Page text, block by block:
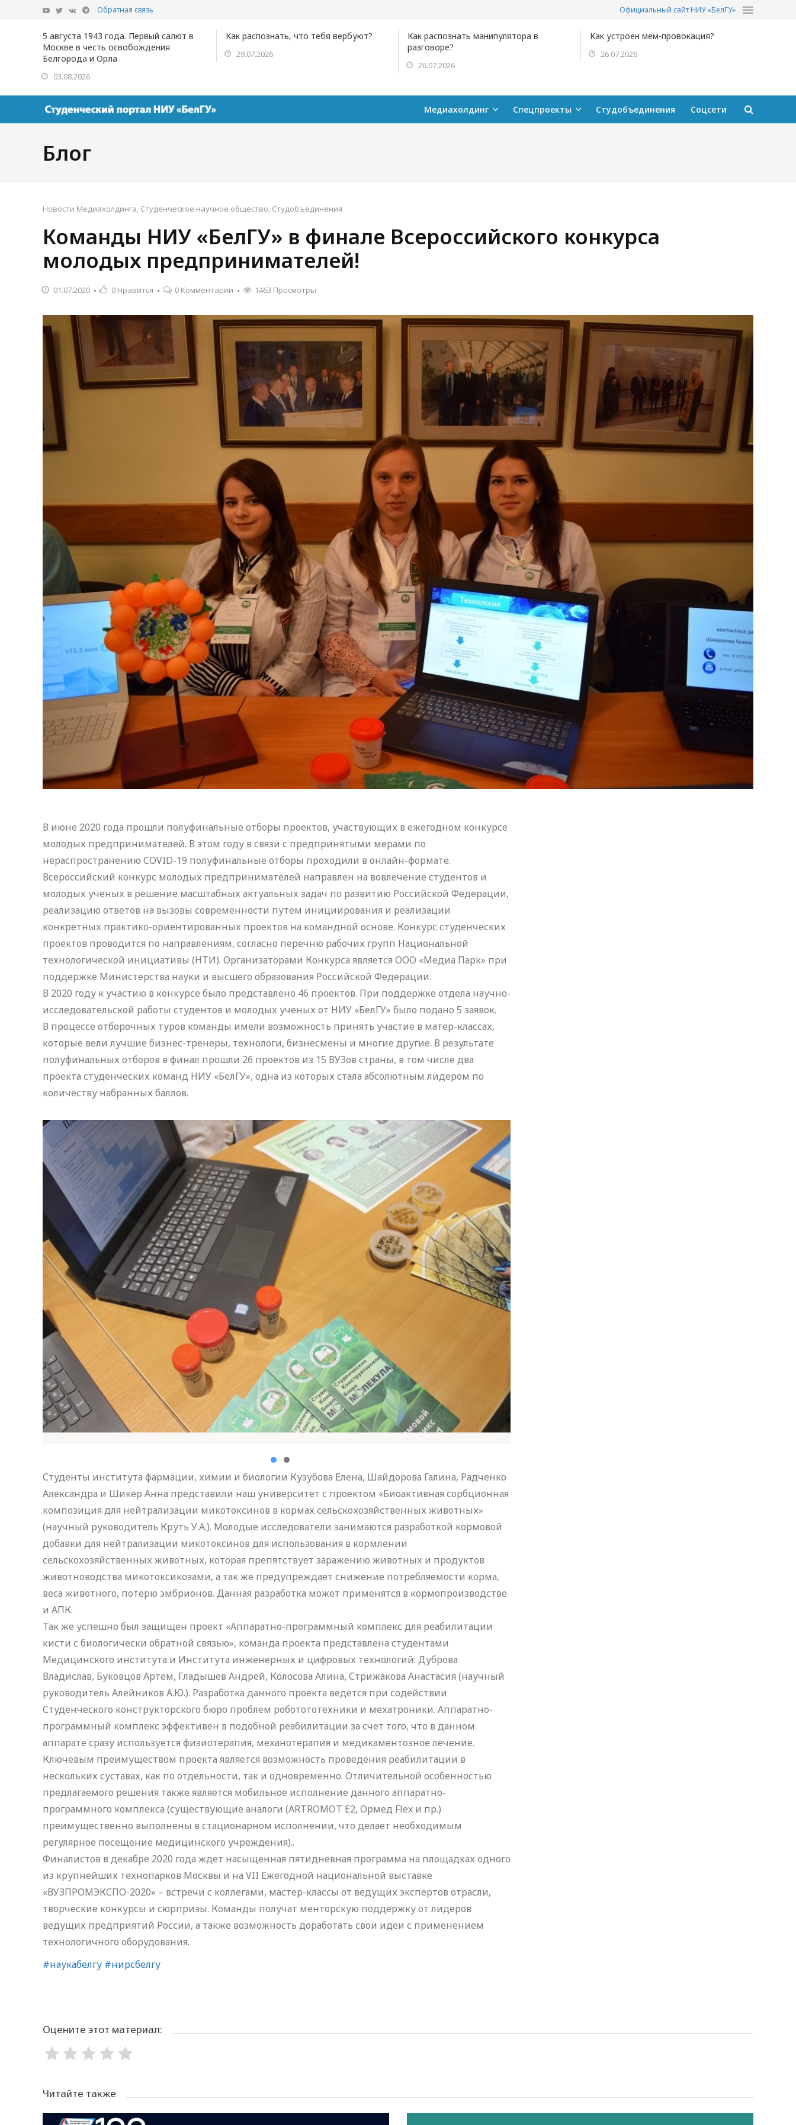
Обратная связь Официальный сайт НИУ «БелГУ»
5 августа 1943 года. Первый салют в
Москве в честь освобождения
Белгорода и Орла
03.08.2026
Как распознать, что тебя вербуют?
29.07.2026
Как распознать манипулятора в
разговоре?
26.07.2026
Как устроен мем-провокация?
26.07.2026
Медиахолдинг Спецпроекты Студобъединения Соцсети
Блог
Новости Медиахолдинга, Студенческое научное общество, Студобъединения
Команды НИУ «БелГУ» в финале Всероссийского конкурса
молодых предпринимателей!
01.07.2020 0 Нравится 0 Комментарии 1463 Просмотры
В июне 2020 года прошли полуфинальные отборы проектов, участвующих в ежегодном конкурсе
молодых предпринимателей. В этом году в связи с предпринятыми мерами по
нераспространению COVID-19 полуфинальные отборы проходили в онлайн-формате.
Всероссийский конкурс молодых предпринимателей направлен на вовлечение студентов и
молодых ученых в решение масштабных актуальных задач по развитию Российской Федерации,
реализацию ответов на вызовы современности путем инициирования и реализации
конкретных практико-ориентированных проектов на командной основе. Конкурс студенческих
проектов проводится по направлениям, согласно перечню рабочих групп Национальной
технологической инициативы (НТИ). Организаторами Конкурса является ООО «Медиа Парк» при
поддержке Министерства науки и высшего образования Российской Федерации.
В 2020 году к участию в конкурсе было представлено 46 проектов. При поддержке отдела научно-
исследовательской работы студентов и молодых ученых от НИУ «БелГУ» было подано 5 заявок.
В процессе отборочных туров команды имели возможность принять участие в матер-классах,
которые вели лучшие бизнес-тренеры, технологи, бизнесмены и многие другие. В результате
полуфинальных отборов в финал прошли 26 проектов из 15 ВУЗов страны, в том числе два
проекта студенческих команд НИУ «БелГУ», одна из которых стала абсолютным лидером по
количеству набранных баллов.
Студенты института фармации, химии и биологии Кузубова Елена, Шайдорова Галина, Радченко
Александра и Шикер Анна представили наш университет с проектом «Биоактивная сорбционная
композиция для нейтрализации микотоксинов в кормах сельскохозяйственных животных»
(научный руководитель Круть У.А.). Молодые исследователи занимаются разработкой кормовой
добавки для нейтрализации микотоксинов для использования в кормлении
сельскохозяйственных животных, которая препятствует заражению животных и продуктов
животноводства микотоксикозами, а так же предупреждает снижение потребляемости корма,
веса животного, потерю эмбрионов. Данная разработка может применятся в кормопроизводстве
и АПК.
Так же успешно был защищен проект «Аппаратно-программный комплекс для реабилитации
кисти с биологически обратной связью», команда проекта представлена студентами
Медицинского института и Института инженерных и цифровых технологий: Дуброва
Владислав, Буковцов Артем, Гладышев Андрей, Колосова Алина, Стрижакова Анастасия (научный
руководитель Алейников А.Ю.). Разработка данного проекта ведется при содействии
Студенческого конструкторского бюро проблем роботототехники и мехатроники. Аппаратно-
программный комплекс эффективен в подобной реабилитации за счет того, что в данном
аппарате сразу используется физиотерапия, механотерапия и медикаментозное лечение.
Ключевым преимуществом проекта является возможность проведения реабилитации в
нескольких суставах, как по отдельности, так и одновременно. Отличительной особенностью
предлагаемого решения также является мобильное исполнение данного аппаратно-
программного комплекса (существующие аналоги (ARTROMOT Е2, Ормед Flex и пр.)
преимущественно выполнены в стационарном исполнении, что делает необходимым
регулярное посещение медицинского учреждения)..
Финалистов в декабре 2020 года ждет насыщенная пятидневная программа на площадках одного
из крупнейших технопарков Москвы и на VII Ежегодной национальной выставке
«ВУЗПРОМЭКСПО-2020» – встречи с коллегами, мастер-классы от ведущих экспертов отрасли,
творческие конкурсы и сюрпризы. Команды получат менторскую поддержку от лидеров
ведущих предприятий России, а также возможность доработать свои идеи с применением
технологичного оборудования.
#наукабелгу #нирсбелгу
Оцените этот материал:
Читайте также